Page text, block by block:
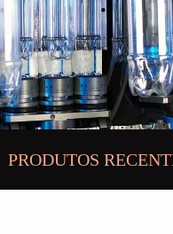
PRODUTOS